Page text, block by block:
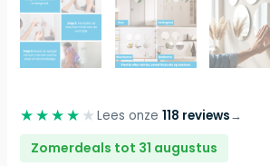
★★★★ ★Lees onze118 reviews→